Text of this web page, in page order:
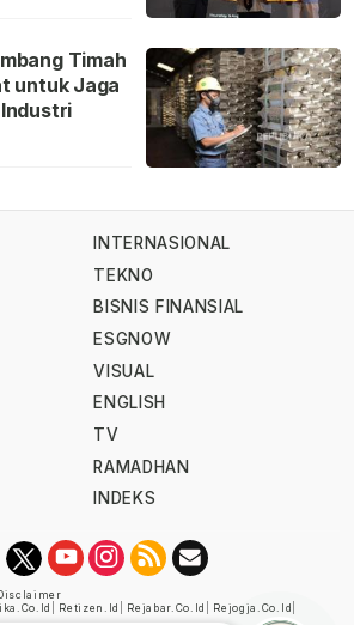
Timah
untuk Jaga
INTERNASIONAL
TEKNO
BISNIS FINANSIAL
ESGNOW
VISUAL
ENGLISH
TV
RAMADHAN
INDEKS
Retizen.id Rejabar.co.id Rejogja.co.id